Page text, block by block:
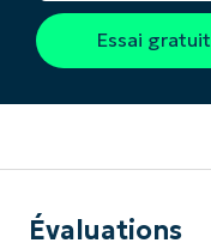
Essai gratuit
Évaluations